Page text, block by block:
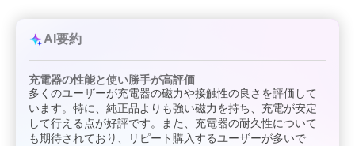
AI要約
充電器の性能と使い勝手が高評価
多くのユーザーが充電器の磁力や接触性の良さを評価して
います。特に、純正品よりも強い磁力を持ち、充電が安定
して行える点が好評です。また、充電器の耐久性について
も期待されており、リピート購入するユーザーが多いで